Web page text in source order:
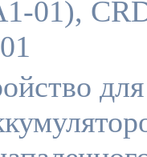
01),
для